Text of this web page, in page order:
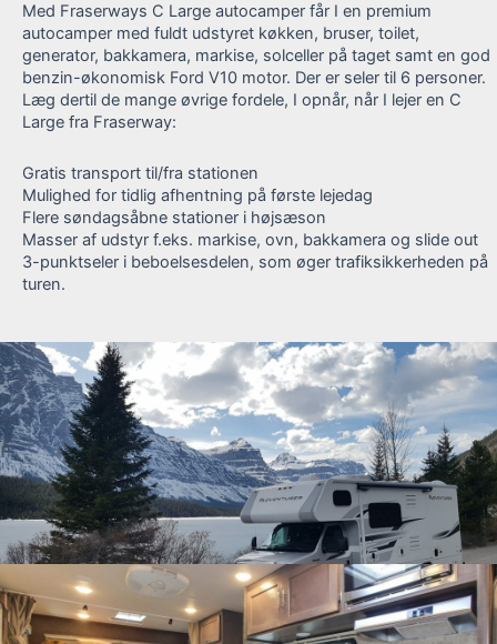
Med Fraserways C Large autocamper får I en premium
autocamper med fuldt udstyret køkken, bruser, toilet,
generator, bakkamera, markise, solceller på taget samt en god
benzin-økonomisk Ford V10 motor. Der er seler til 6 personer.
Læg dertil de mange øvrige fordele, I opnår, når I lejer en C
Large fra Fraserway:
Gratis transport til/fra stationen
Mulighed for tidlig afhentning på første lejedag
Flere søndagsåbne stationer i højsæson
Masser af udstyr f.eks. markise, ovn, bakkamera og slide out
3-punktseler i beboelsesdelen, som øger trafiksikkerheden på
turen.